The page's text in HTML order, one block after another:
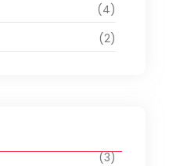
(4)
(2)
(3)